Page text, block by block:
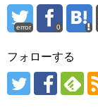
error 0
フォローする